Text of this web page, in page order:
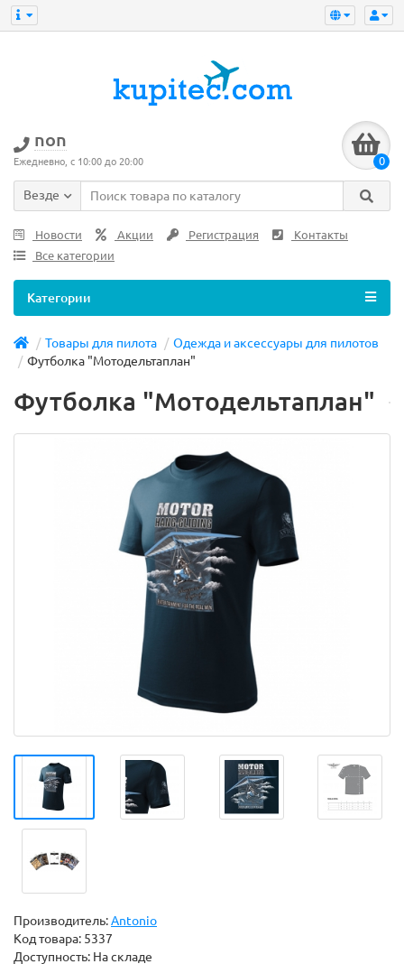
non
Ежедневно, с 10:00 до 20:00 0
Везде
Новости Акции Регистрация
Контакты
Все категории
Категории
Товары для пилота
Одежда и аксессуары для пилотов
Футболка "Мотодельтаплан"
Футболка "Мотодельтаплан"
Производитель:Antonio
Код товара: 5337
Доступность: На складе